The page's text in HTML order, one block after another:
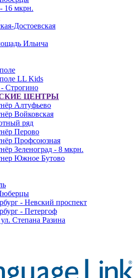
16 мкрн.
Достоевская
Ильича
LL Kids
Строгино
ЦЕНТРЫ
Алтуфьево
Войковская
ряд
Перово
Профсоюзная
Зеленоград - 8 мкрн.
Южное Бутово
- Невский проспект
- Петергоф
Степана Разина